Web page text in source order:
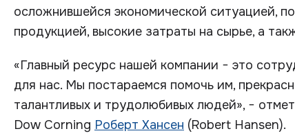
осложнившейся экономической ситуацией,
продукцией, высокие затраты на сырье, а
«Главный ресурс нашей компании − это
для нас. Мы постараемся помочь им,
талантливых и трудолюбивых людей», −
Dow Corning Роберт Хансен (Robert Hansen).